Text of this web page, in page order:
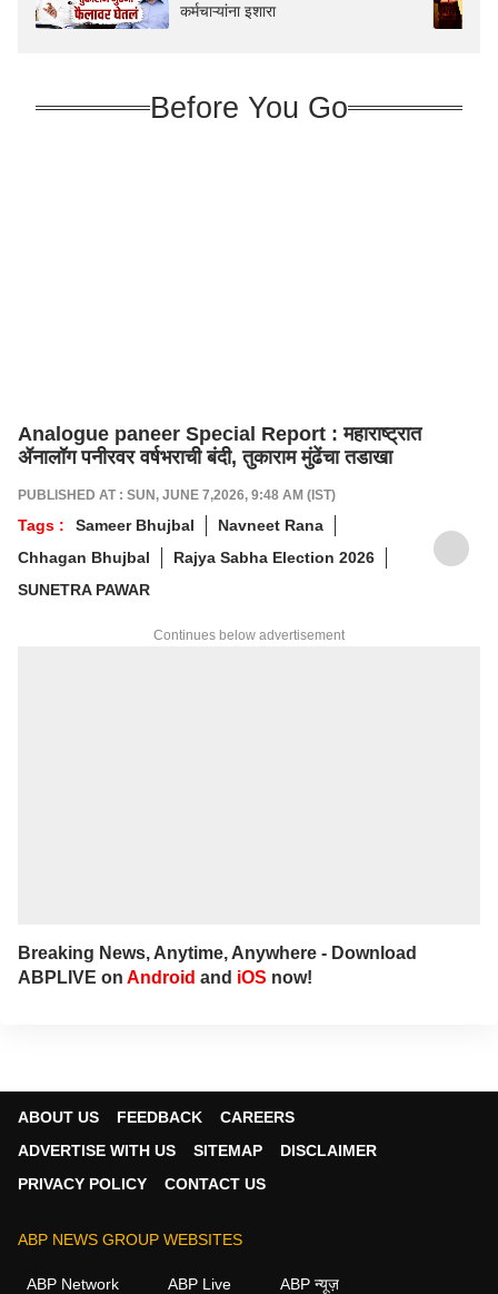
कर्मचाऱ्यांना इशारा
Before You Go
Analogue paneer Special Report : महाराष्ट्रात
ॲनालॉग पनीरवर वर्षभराची बंदी, तुकाराम मुंढेंचा तडाखा
PUBLISHED AT : SUN, JUNE 7,2026, 9:48 AM (IST)
Tags : Sameer Bhujbal
Navneet Rana
Chhagan Bhujbal
Rajya Sabha Election 2026
SUNETRA PAWAR
Continues below advertisement
Breaking News, Anytime, Anywhere - Download
ABPLIVE on Android and iOS now!
ABOUT US FEEDBACK
CAREERS
ADVERTISE WITH US
SITEMAP
DISCLAIMER
PRIVACY POLICY
CONTACT US
ABP NEWS GROUP WEBSITES
ABP Network ABP Live
ABP न्यूज़